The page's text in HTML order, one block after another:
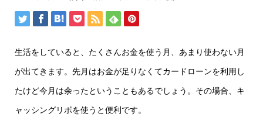
生活をしていると、たくさんお金を使う月、あまり使わない月
が出てきます。先月はお金が足りなくてカードローンを利用し
たけど今月は余ったということもあるでしょう。その場合、キ
ャッシングリボを使うと便利です。